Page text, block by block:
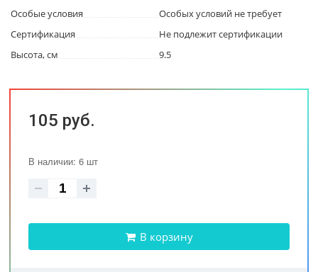
Особые условия
Особых условий не требует
Сертификация
Не подлежит сертификации
Высота, см
9.5
105 руб.
В наличии: 6 шт
В корзину